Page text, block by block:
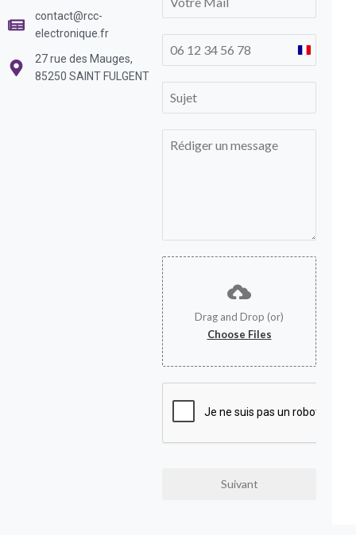
contact@rcc-
electronique.fr
27 rue des Mauges,
85250 SAINT FULGENT
France
Drag and Drop (or)
Choose Files
Suivant